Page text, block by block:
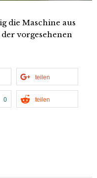
die Maschine aus
vorgesehenen
teilen
0 teilen